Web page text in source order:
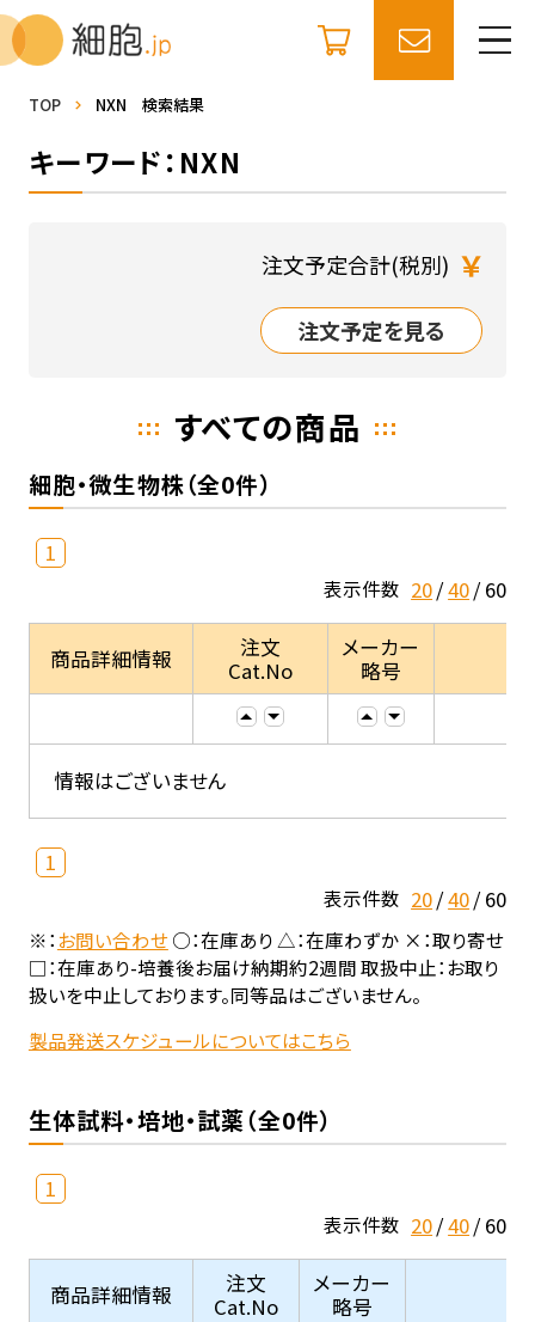
TOP NXN 検索結果
キーワード：NXN
注文予定合計(税別) ￥
注文予定を見る
すべての商品
細胞・微生物株（全0件）
1
表示件数 20 40 60
商品詳細情報
注文
Cat.No
メーカー
略号
情報はございません
1
表示件数 20 40 60
※：お問い合わせ○：在庫あり △：在庫わずか ×：取り寄せ
□：在庫あり-培養後お届け納期約2週間 取扱中止：お取り
扱いを中止しております。同等品はございません。
製品発送スケジュールについてはこちら
生体試料・培地・試薬（全0件）
1
表示件数 20 40 60
商品詳細情報
注文
Cat.No
メーカー
略号